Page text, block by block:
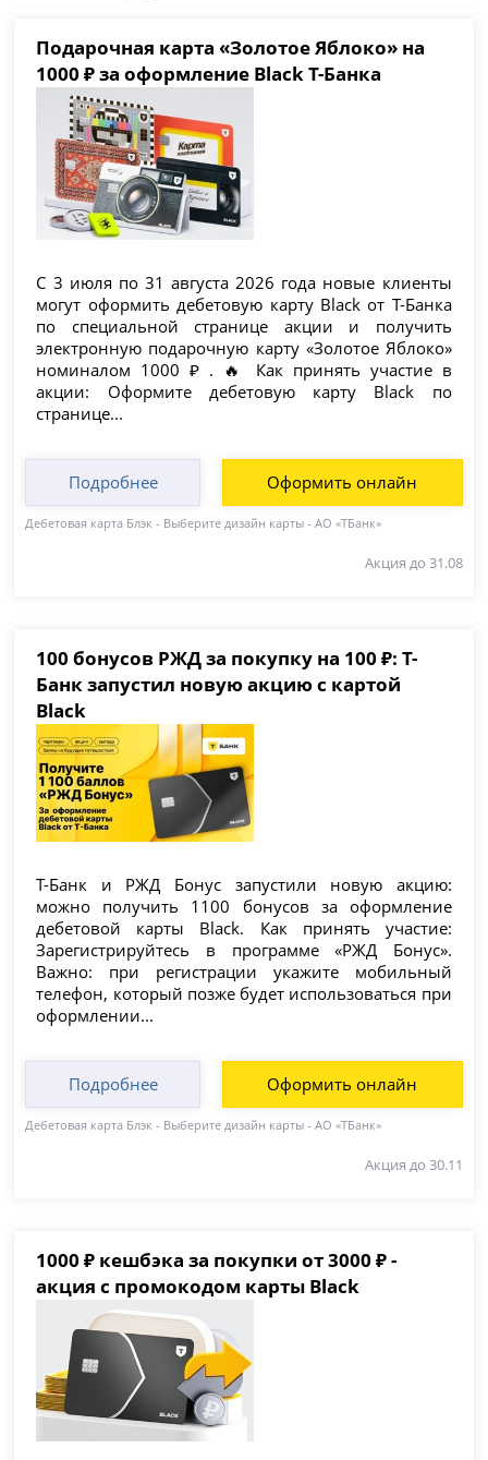
Подарочная карта «Золотое Яблоко» на
1000 ₽ за оформление Black Т-Банка
С 3 июля по 31 августа 2026 года новые клиенты
могут оформить дебетовую карту Black от Т-Банка
по специальной странице акции и получить
электронную подарочную карту «Золотое Яблоко»
номиналом 1000 ₽ . 🔥 Как принять участие в
акции: Оформите дебетовую карту Black по
странице...
Подробнее Оформить онлайн
Дебетовая карта Блэк - Выберите дизайн карты - АО «ТБанк»
Акция до 31.08
100 бонусов РЖД за покупку на 100 ₽: Т-
Банк запустил новую акцию с картой
Black
Т-Банк и РЖД Бонус запустили новую акцию:
можно получить 1100 бонусов за оформление
дебетовой карты Black. Как принять участие:
Зарегистрируйтесь в программе «РЖД Бонус».
Важно: при регистрации укажите мобильный
телефон, который позже будет использоваться при
оформлении...
Подробнее Оформить онлайн
Дебетовая карта Блэк - Выберите дизайн карты - АО «ТБанк»
Акция до 30.11
1000 ₽ кешбэка за покупки от 3000 ₽ -
акция с промокодом карты Black